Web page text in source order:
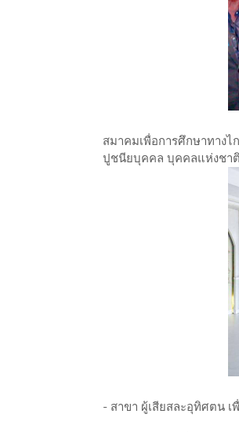
สมาคมเพื่อการศึกษาทางไ
ปูชนียบุคคล บุคคลแห่งชา
- สาขา ผู้เสียสละอุทิศตน เ